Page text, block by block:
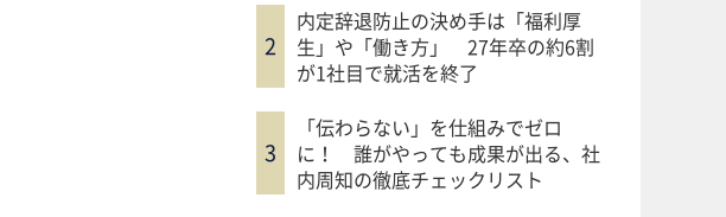
内定辞退防止の決め手は「福利厚
生」や「働き方」 27年卒の約6割
が1社目で就活を終了
「伝わらない」を仕組みでゼロ
に！ 誰がやっても成果が出る、社
内周知の徹底チェックリスト